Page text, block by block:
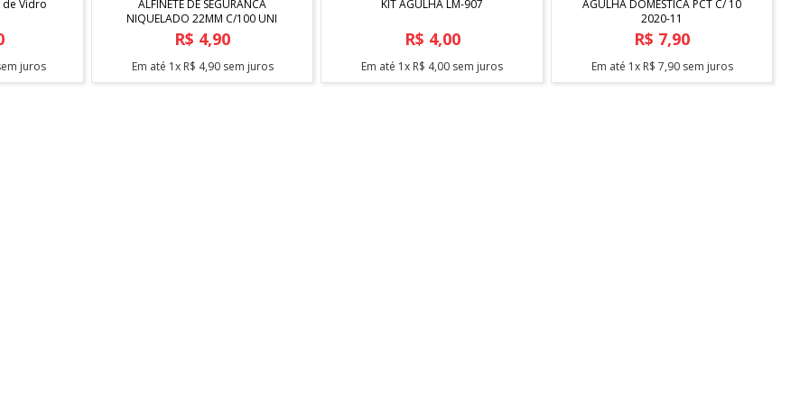
de Vidro
juros
ALFINETE DE SEGURANCA
NIQUELADO 22MM C/100 UNI
R$ 4,90
Em até 1x R$ 4,90sem juros
KIT AGULHA LM-907
R$ 4,00
Em até 1x R$ 4,00 sem juros
AGULHA DOMESTICA PCT C/ 10
2020-11
R$ 7,90
Em até 1x R$ 7,90sem juros